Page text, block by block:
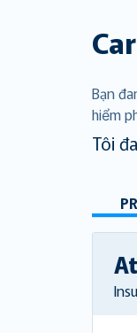
Bạn
hiểm
Tôi